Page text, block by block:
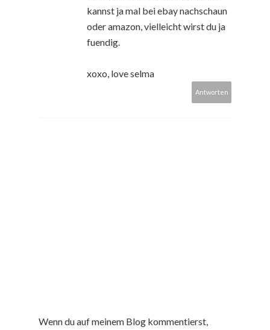
kannst ja mal bei ebay nachschaun
oder amazon, vielleicht wirst du ja
fuendig.
xoxo, love selma
Antworten
Wenn du auf meinem Blog kommentierst,